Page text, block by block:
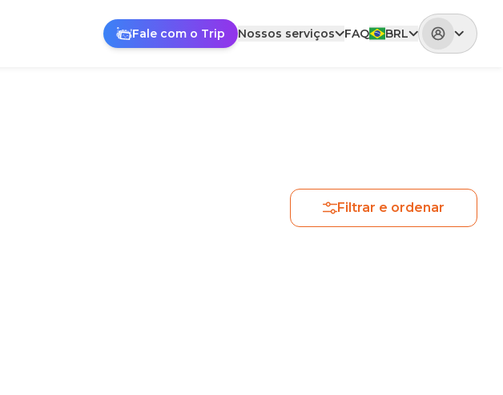
Fale com o Trip Nossos serviços FAQ BRL
Filtrar e ordenar